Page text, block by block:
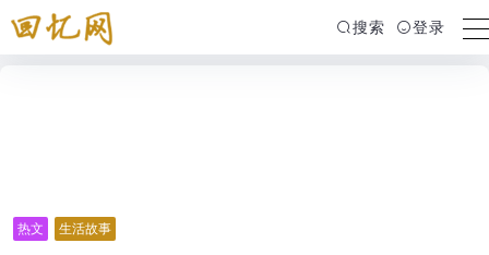
搜索 登录
热文 生活故事